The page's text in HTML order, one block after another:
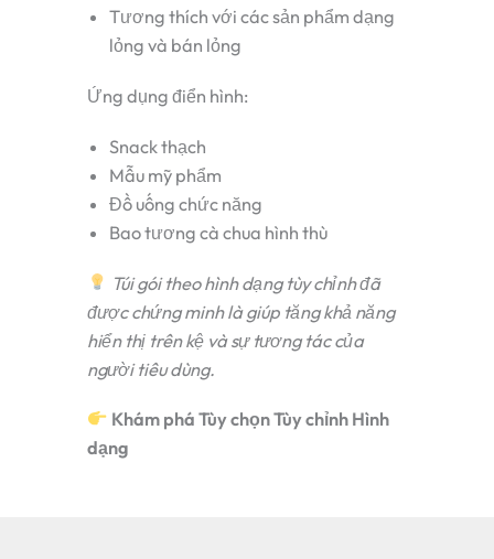
Tương thích với các sản phẩm dạng
lỏng và bán lỏng
Ứng dụng điển hình:
Snack thạch
Mẫu mỹ phẩm
Đồ uống chức năng
Bao tương cà chua hình thù
Túi gói theo hình dạng tùy chỉnh đã
được chứng minh là giúp tăng khả năng
hiển thị trên kệ và sự tương tác của
người tiêu dùng.
Khám phá Tùy chọn Tùy chỉnh Hình
dạng